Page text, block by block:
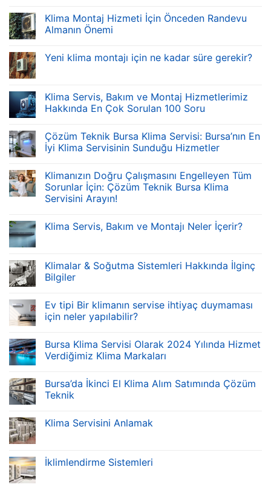
Klima Montaj Hizmeti İçin Önceden Randevu
Almanın Önemi
Yeni klima montajı için ne kadar süre gerekir?
Klima Servis, Bakım ve Montaj Hizmetlerimiz
Hakkında En Çok Sorulan 100 Soru
Çözüm Teknik Bursa Klima Servisi: Bursa’nın En
İyi Klima Servisinin Sunduğu Hizmetler
Klimanızın Doğru Çalışmasını Engelleyen Tüm
Sorunlar İçin: Çözüm Teknik Bursa Klima
Servisini Arayın!
Klima Servis, Bakım ve Montajı Neler İçerir?
Klimalar & Soğutma Sistemleri Hakkında İlginç
Bilgiler
Ev tipi Bir klimanın servise ihtiyaç duymaması
için neler yapılabilir?
Bursa Klima Servisi Olarak 2024 Yılında Hizmet
Verdiğimiz Klima Markaları
Bursa’da İkinci El Klima Alım Satımında Çözüm
Teknik
Klima Servisini Anlamak
İklimlendirme Sistemleri